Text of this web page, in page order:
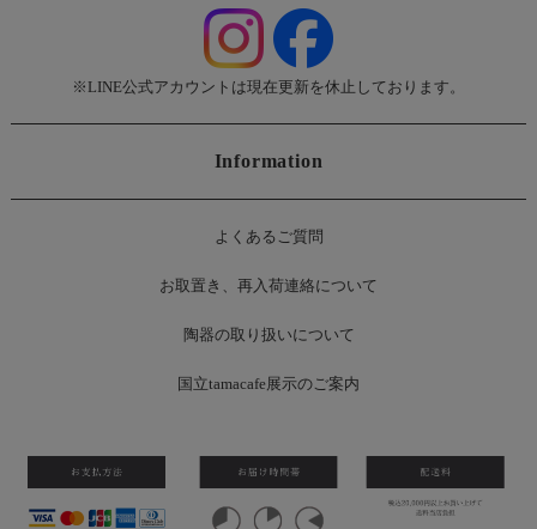
※LINE公式アカウントは現在更新を休止しております。
Information
よくあるご質問
お取置き、再入荷連絡について
陶器の取り扱いについて
国立tamacafe展示のご案内